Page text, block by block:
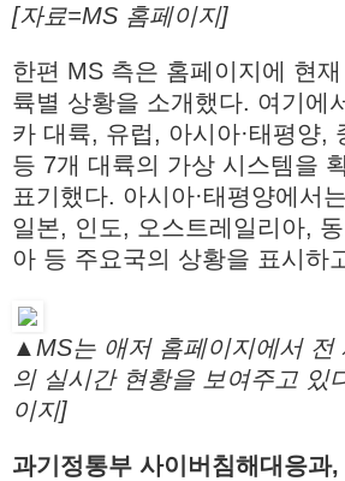
[자료=MS 홈페이지]
한편 MS 측은 홈페이지에 현
륙별 상황을 소개했다. 여기에
카 대륙, 유럽, 아시아·태평양,
등 7개 대륙의 가상 시스템을
표기했다. 아시아·태평양에서
일본, 인도, 오스트레일리아,
아 등 주요국의 상황을 표시하
▲MS는 애저 홈페이지에서 전
의 실시간 현황을 보여주고 있
이지]
과기정통부 사이버침해대응과